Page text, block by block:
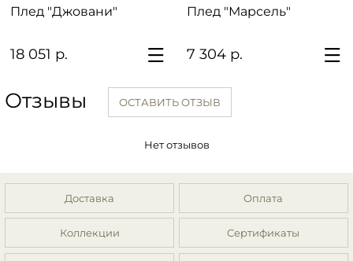
Плед "Джовани"
18 051 р.
Плед "Марсель"
7 304 р.
Отзывы ОСТАВИТЬ ОТЗЫВ
Нет отзывов
Доставка Оплата
Коллекции Сертификаты